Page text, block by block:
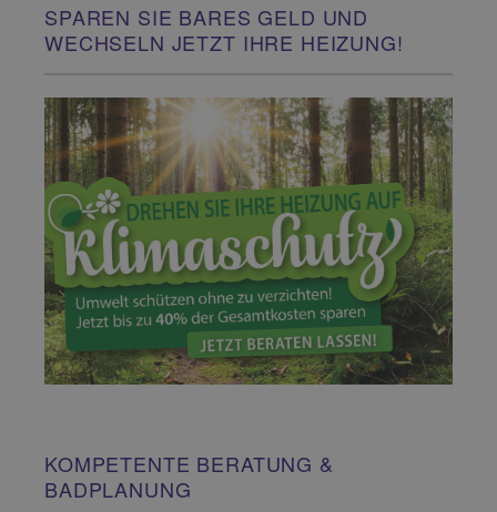
SPAREN SIE BARES GELD UND
WECHSELN JETZT IHRE HEIZUNG!
KOMPETENTE BERATUNG &
BADPLANUNG